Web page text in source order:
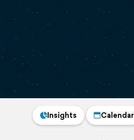
Insights Calendar